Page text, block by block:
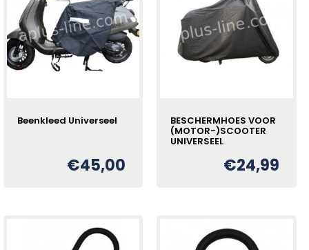
Beenkleed Universeel
€45,00
BESCHERMHOES VOOR
(MOTOR-)SCOOTER
UNIVERSEEL
€24,99